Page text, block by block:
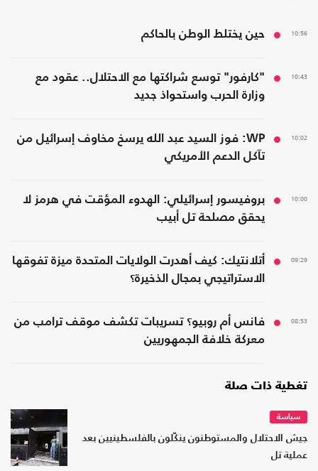
10:56 حين يختلط الوطن بالحاكم
10:43
"كارفور" توسع شراكتها مع الاحتلال.. عقود مع
وزارة الحرب واستحواذ جديد
10:02
WP: فوز السيد عبد الله يرسخ مخاوف إسرائيل من
تآكل الدعم الأمريكي
10:00
بروفيسور إسرائيلي: الهدوء المؤقت في هرمز لا
يحقق مصلحة تل أبيب
09:29
أتلانتيك: كيف أهدرت الولايات المتحدة ميزة تفوقها
الاستراتيجي بمجال الذخيرة؟
08:53
فانس أم روبيو؟ تسريبات تكشف موقف ترامب من
معركة خلافة الجمهوريين
تغطية ذات صلة
سياسة
جيش الاحتلال والمستوطنون ينكّلون بالفلسطينيين بعد
عملية تل